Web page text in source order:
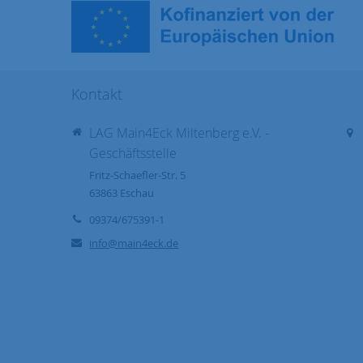
Kontakt
LAG Main4Eck Miltenberg e.V. -
Geschäftsstelle
Fritz-Schaefler-Str. 5
63863 Eschau
09374/675391-1
info@main4eck.de